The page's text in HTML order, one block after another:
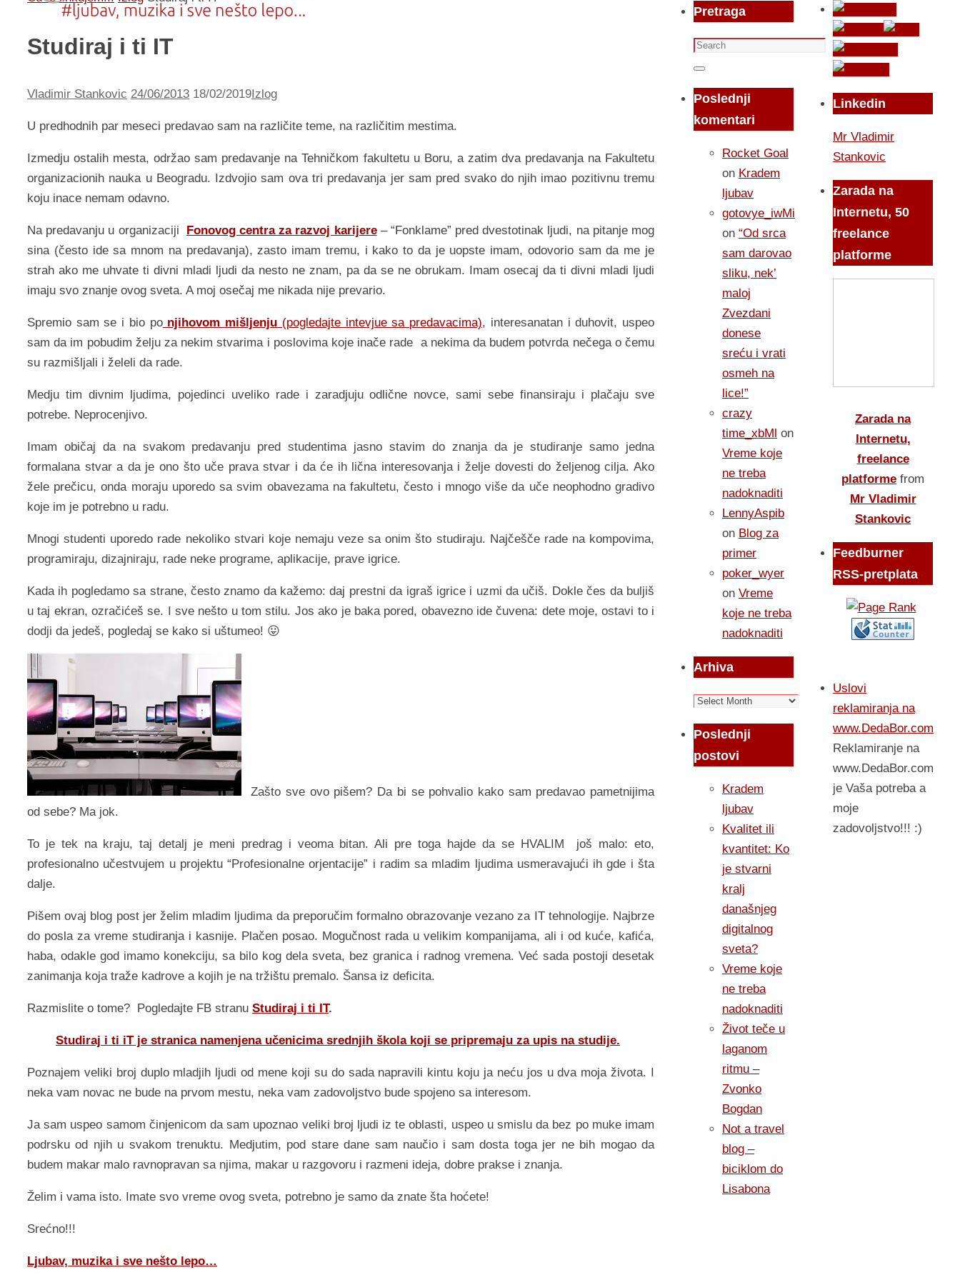
Studiraj i ti IT
Vladimir Stankovic 24/06/2013 18/02/2019Izlog
U predhodnih par meseci predavao sam na različite teme, na različitim mestima.
Izmedju ostalih mesta, održao sam predavanje na Tehničkom fakultetu u Boru, a zatim dva predavanja na Fakultetu
organizacionih nauka u Beogradu. Izdvojio sam ova tri predavanja jer sam pred svako do njih imao pozitivnu tremu
koju inace nemam odavno.
Na predavanju u organizaciji Fonovog centra za razvoj karijere– “Fonklame” pred dvestotinak ljudi, na pitanje mog
sina (često ide sa mnom na predavanja), zasto imam tremu, i kako to da je uopste imam, odovorio sam da me je
strah ako me uhvate ti divni mladi ljudi da nesto ne znam, pa da se ne obrukam. Imam osecaj da ti divni mladi ljudi
imaju svo znanje ovog sveta. A moj osečaj me nikada nije prevario.
Spremio sam se i bio ponjihovom mišljenju (pogledajte intevjue sa predavacima), interesanatan i duhovit, uspeo
sam da im pobudim želju za nekim stvarima i poslovima koje inače rade a nekima da budem potvrda nečega o čemu
su razmišljali i želeli da rade.
Medju tim divnim ljudima, pojedinci uveliko rade i zaradjuju odlične novce, sami sebe finansiraju i plačaju sve
potrebe. Neprocenjivo.
Imam običaj da na svakom predavanju pred studentima jasno stavim do znanja da je studiranje samo jedna
formalana stvar a da je ono što uče prava stvar i da će ih lična interesovanja i želje dovesti do željenog cilja. Ako
žele prečicu, onda moraju uporedo sa svim obavezama na fakultetu, često i mnogo više da uče neophodno gradivo
koje im je potrebno u radu.
Mnogi studenti uporedo rade nekoliko stvari koje nemaju veze sa onim što studiraju. Najčešče rade na kompovima,
programiraju, dizajniraju, rade neke programe, aplikacije, prave igrice.
Kada ih pogledamo sa strane, često znamo da kažemo: daj prestni da igraš igrice i uzmi da učiš. Dokle čes da buljiš
u taj ekran, ozračićeš se. I sve nešto u tom stilu. Jos ako je baka pored, obavezno ide čuvena: dete moje, ostavi to i
dodji da jedeš, pogledaj se kako si uštumeo! 😛
Zašto sve ovo pišem? Da bi se pohvalio kako sam predavao pametnijima
od sebe? Ma jok.
To je tek na kraju, taj detalj je meni predrag i veoma bitan. Ali pre toga hajde da se HVALIM još malo: eto,
profesionalno učestvujem u projektu “Profesionalne orjentacije” i radim sa mladim ljudima usmeravajući ih gde i šta
dalje.
Pišem ovaj blog post jer želim mladim ljudima da preporučim formalno obrazovanje vezano za IT tehnologije. Najbrze
do posla za vreme studiranja i kasnije. Plačen posao. Mogučnost rada u velikim kompanijama, ali i od kuće, kafića,
haba, odakle god imamo konekciju, sa bilo kog dela sveta, bez granica i radnog vremena. Već sada postoji desetak
zanimanja koja traže kadrove a kojih je na tržištu premalo. Šansa iz deficita.
Razmislite o tome? Pogledajte FB stranu Studiraj i ti IT.
Studiraj i ti iT je stranica namenjena učenicima srednjih škola koji se pripremaju za upis na studije.
Poznajem veliki broj duplo mladjih ljudi od mene koji su do sada napravili kintu koju ja neću jos u dva moja života. I
neka vam novac ne bude na prvom mestu, neka vam zadovoljstvo bude spojeno sa interesom.
Ja sam uspeo samom činjenicom da sam upoznao veliki broj ljudi iz te oblasti, uspeo u smislu da bez po muke imam
podrsku od njih u svakom trenuktu. Medjutim, pod stare dane sam naučio i sam dosta toga jer ne bih mogao da
budem makar malo ravnopravan sa njima, makar u razgovoru i razmeni ideja, dobre prakse i znanja.
Želim i vama isto. Imate svo vreme ovog sveta, potrebno je samo da znate šta hoćete!
Srećno!!!
Ljubav, muzika i sve nešto lepo…
Pretraga
Search
for:
Search
Poslednji
komentari
Rocket Goal
on Kradem
ljubav
gotovye_iwMi
on “Od srca
sam darovao
sliku, nek’
maloj
Zvezdani
donese
sreću i vrati
osmeh na
lice!”
crazy
time_xbMl on
Vreme koje
ne treba
nadoknaditi
LennyAspib
on Blog za
primer
poker_wyer
on Vreme
koje ne treba
nadoknaditi
Arhiva
Arhiva
Poslednji
postovi
Kradem
ljubav
Kvalitet ili
kvantitet: Ko
je stvarni
kralj
današnjeg
digitalnog
sveta?
Vreme koje
ne treba
nadoknaditi
Život teče u
laganom
ritmu –
Zvonko
Bogdan
Not a travel
blog –
biciklom do
Lisabona
Linkedin
Mr Vladimir
Stankovic
Zarada na
Internetu, 50
freelance
platforme
Zarada na
Internetu,
freelance
platforme from
Mr Vladimir
Stankovic
Feedburner
RSS-pretplata
Uslovi
reklamiranja na
www.DedaBor.com
Reklamiranje na
www.DedaBor.com
je Vaša potreba a
moje
zadovoljstvo!!! :)